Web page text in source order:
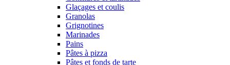
Glaçages et coulis
Granolas
Grignotines
Marinades
Pains
Pâtes à pizza
Pâtes et fonds de tarte